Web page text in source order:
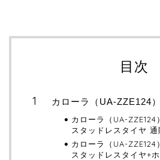
目次
カローラ（UA-ZZE124
カローラ（UA-
スタッドレスタイヤ 通
カローラ（UA-
スタッドレスタイヤ+